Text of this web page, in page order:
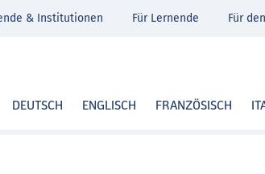
DEUTSCH ENGLISCH FRANZÖSISCH
& Institutionen Für Lernende Für